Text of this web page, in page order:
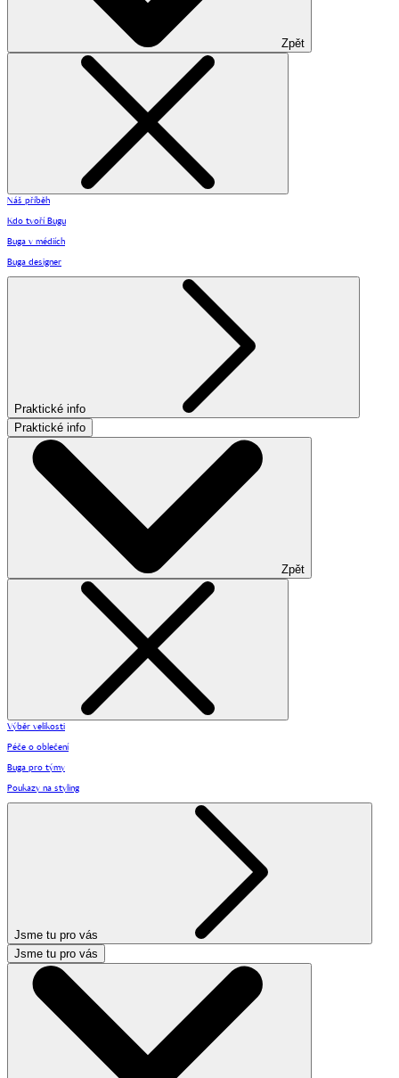
Zpět
Náš příběh
Kdo tvoří Bugu
Buga v médiích
Buga designer
Praktické info
Praktické info
Zpět
Výběr velikosti
Péče o oblečení
Buga pro týmy
Poukazy na styling
Jsme tu pro vás
Jsme tu pro vás